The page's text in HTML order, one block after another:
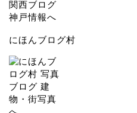
にほんブログ村